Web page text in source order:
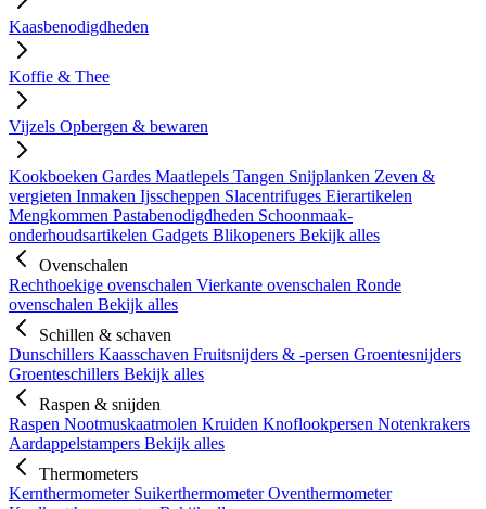
Kaasbenodigdheden
Koffie & Thee
Vijzels Opbergen & bewaren
Kookboeken Gardes Maatlepels Tangen Snijplanken Zeven &
vergieten Inmaken Ijsscheppen Slacentrifuges Eierartikelen
Mengkommen Pastabenodigdheden Schoonmaak-
onderhoudsartikelen Gadgets Blikopeners Bekijk alles
Ovenschalen
Rechthoekige ovenschalen Vierkante ovenschalen Ronde
ovenschalen Bekijk alles
Schillen & schaven
Dunschillers Kaasschaven Fruitsnijders & -persen Groentesnijders
Groenteschillers Bekijk alles
Raspen & snijden
Raspen Nootmuskaatmolen Kruiden Knoflookpersen Notenkrakers
Aardappelstampers Bekijk alles
Thermometers
Kernthermometer Suikerthermometer Oventhermometer